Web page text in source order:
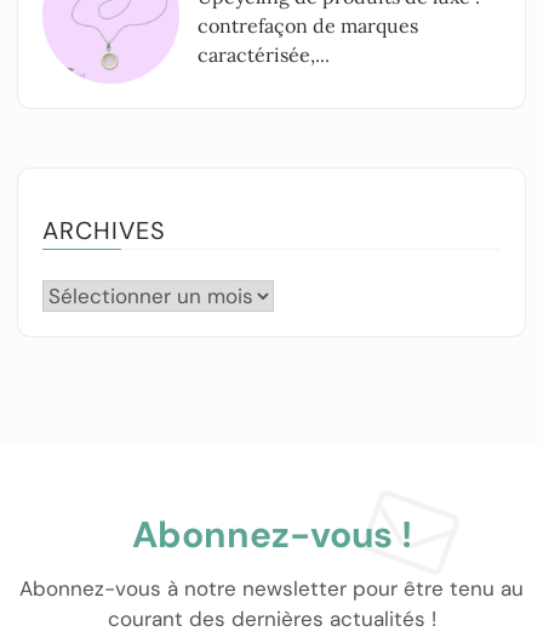
contrefaçon de marques
caractérisée,...
ARCHIVES
Abonnez-vous !
Abonnez-vous à notre newsletter pour être tenu au
courant des dernières actualités !